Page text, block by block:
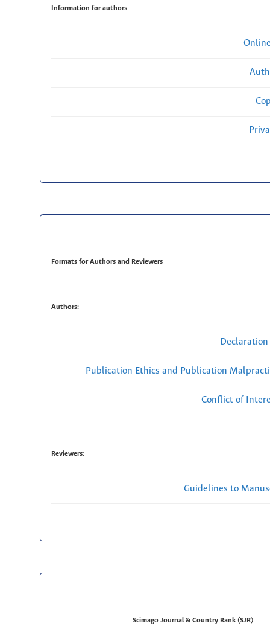
Information for authors
Formats for Authors and Reviewers
Authors:
Publication Ethics and Publication
Conflict of
Reviewers:
Guidelines to
Scimago Journal & Country Rank (SJR)